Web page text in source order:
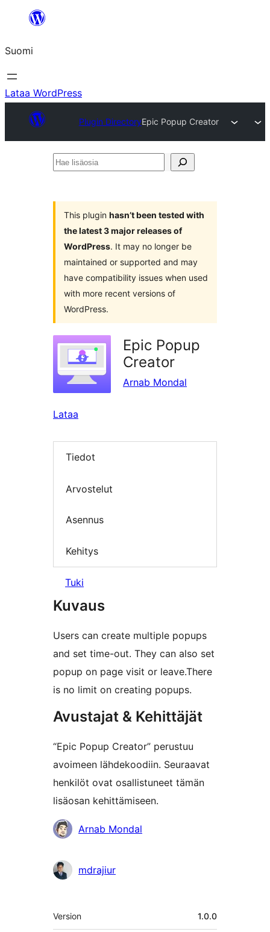
Suomi
Lataa WordPress
Plugin DirectoryEpic Popup Creator
Hae
This plugin hasn’t been tested with
the latest 3 major releases of
WordPress. It may no longer be
maintained or supported and may
have compatibility issues when used
with more recent versions of
WordPress.
Epic Popup
Creator
Arnab Mondal
Lataa
Tiedot
Arvostelut
Asennus
Kehitys
Tuki
Kuvaus
Users can create multiple popups
and set time-out. They can also set
popup on page visit or leave.There
is no limit on creating popups.
Avustajat & Kehittäjät
“Epic Popup Creator” perustuu
avoimeen lähdekoodiin. Seuraavat
henkilöt ovat osallistuneet tämän
lisäosan kehittämiseen.
AvustajatArnab Mondal
mdrajiur
Metatiedot
Version 1.0.0